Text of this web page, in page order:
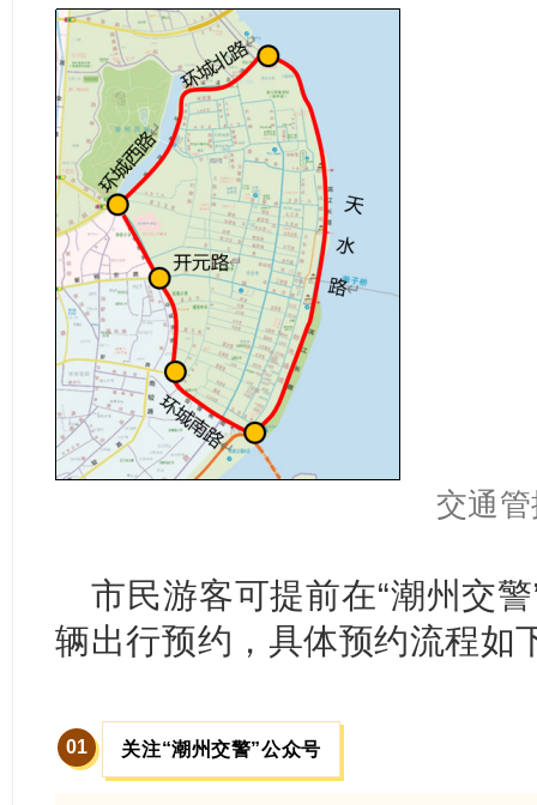
交通
市民游客可提前在“潮州交
辆出行预约，具体预约流程如
01 关注“潮州交警”公众号